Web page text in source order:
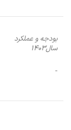
بودجه و عملکرد
سال1403